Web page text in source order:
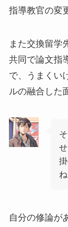
指導教官の変
また交換留学
共同で論文指
で、うまくい
ルの融合した
自分の修論が